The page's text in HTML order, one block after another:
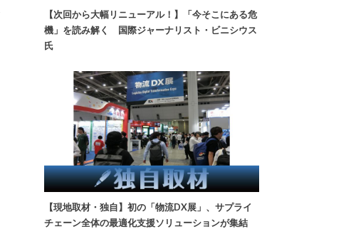
【次回から大幅リニューアル！】「今そこにある危
機」を読み解く 国際ジャーナリスト・ビニシウス
氏
【現地取材・独自】初の「物流DX展」、サプライ
チェーン全体の最適化支援ソリューションが集結